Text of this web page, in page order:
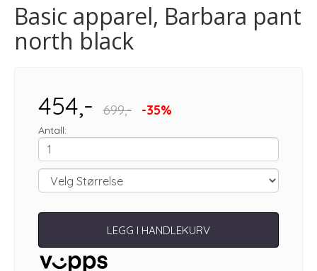
Basic apparel, Barbara pant
north black
454,- 699,- -35%
Antall:
LEGG I HANDLEKURV